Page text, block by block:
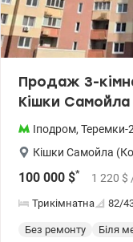
Продаж 3-
Кішки
Іподром, Теремки-2
Кішки Самойла
100 000 $* 1 220 $
Трикімнатна 82/
Без ремонту Біля